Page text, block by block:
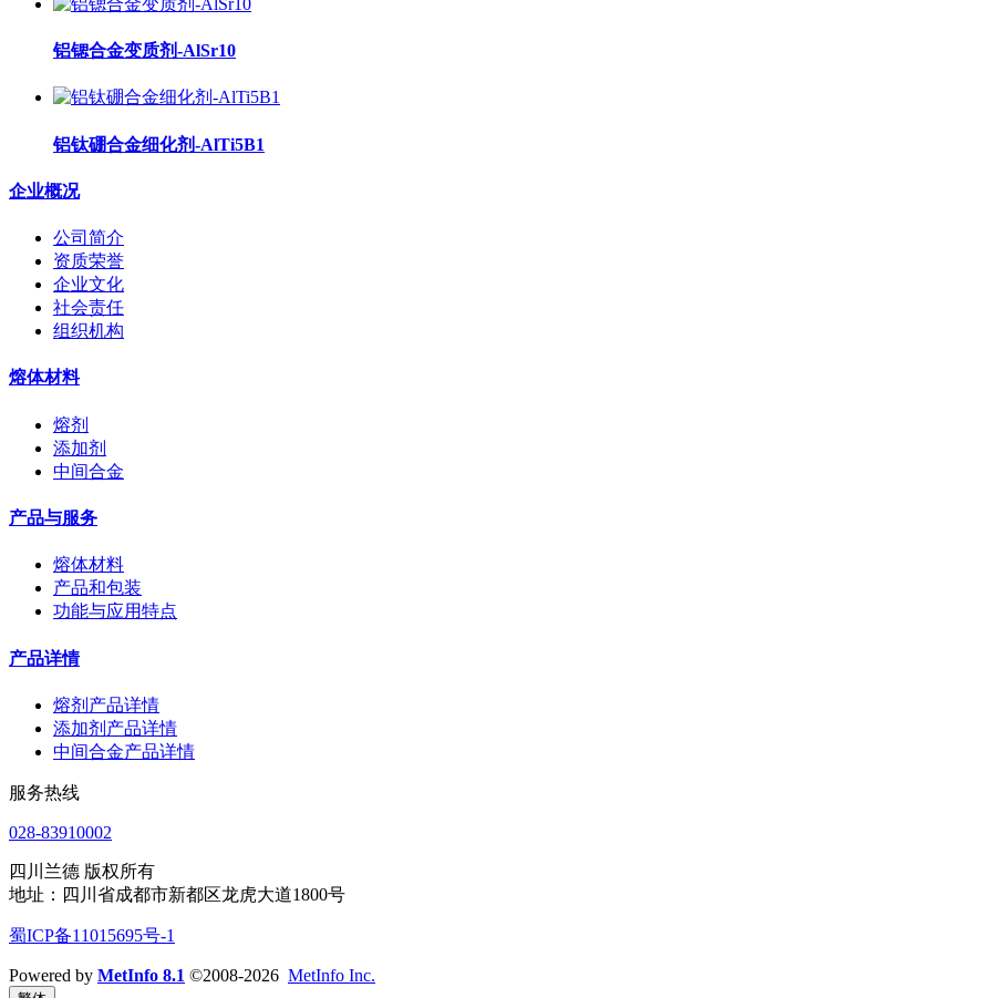
铝锶合金变质剂-AlSr10
铝钛硼合金细化剂-AlTi5B1
企业概况
公司简介
资质荣誉
企业文化
社会责任
组织机构
熔体材料
熔剂
添加剂
中间合金
产品与服务
熔体材料
产品和包装
功能与应用特点
产品详情
熔剂产品详情
添加剂产品详情
中间合金产品详情
服务热线
028-83910002
四川兰德 版权所有
地址：四川省成都市新都区龙虎大道1800号
蜀ICP备11015695号-1
Powered by MetInfo 8.1 ©2008-2026 MetInfo Inc.